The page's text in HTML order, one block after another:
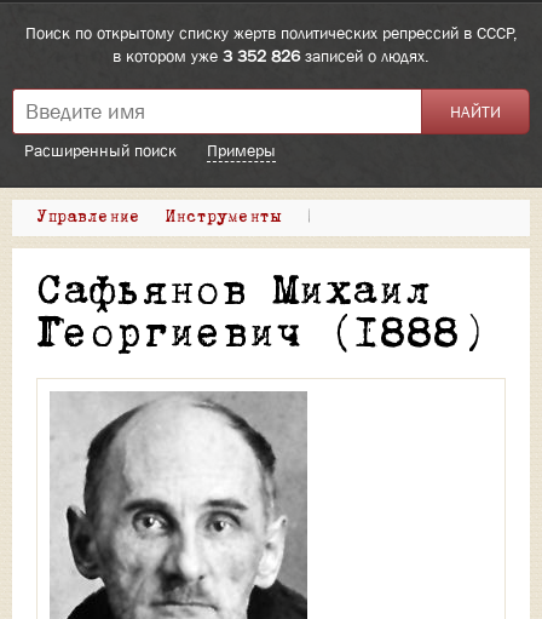
Поиск по открытому списку жертв политических репрессий в СССР,
в котором уже 3 352 826записей о людях.
Расширенный поиск Примеры
Управление Инструменты |
Сафьянов Михаил
Георгиевич (1888)